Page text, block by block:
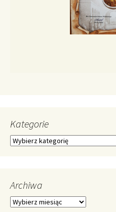
Kategorie
Kategorie
Archiwa
Archiwa